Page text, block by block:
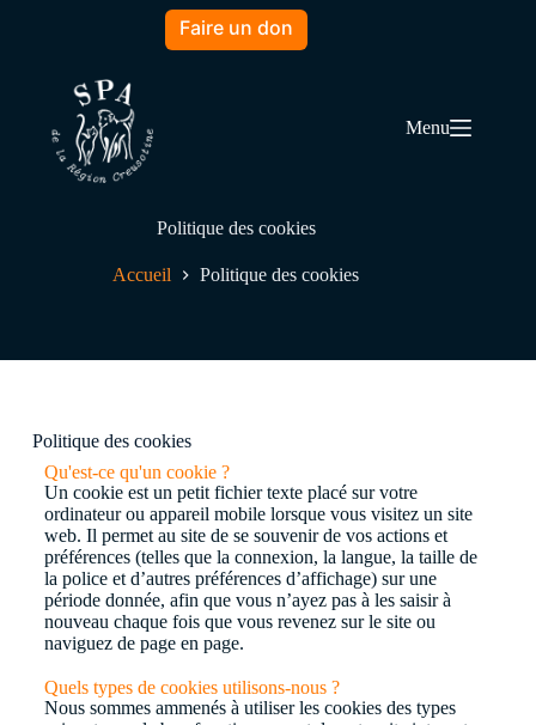
Faire un don
Menu
Politique des cookies
Accueil Politique des cookies
Politique des cookies
Qu'est-ce qu'un cookie ?
Un cookie est un petit fichier texte placé sur votre
ordinateur ou appareil mobile lorsque vous visitez un site
web. Il permet au site de se souvenir de vos actions et
préférences (telles que la connexion, la langue, la taille de
la police et d’autres préférences d’affichage) sur une
période donnée, afin que vous n’ayez pas à les saisir à
nouveau chaque fois que vous revenez sur le site ou
naviguez de page en page.
Quels types de cookies utilisons-nous ?
Nous sommes ammenés à utiliser les cookies des types